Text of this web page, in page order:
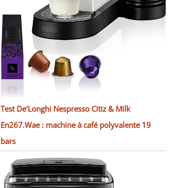
Test De’Longhi Nespresso Citiz & Milk
En267.Wae : machine à café polyvalente 19
bars